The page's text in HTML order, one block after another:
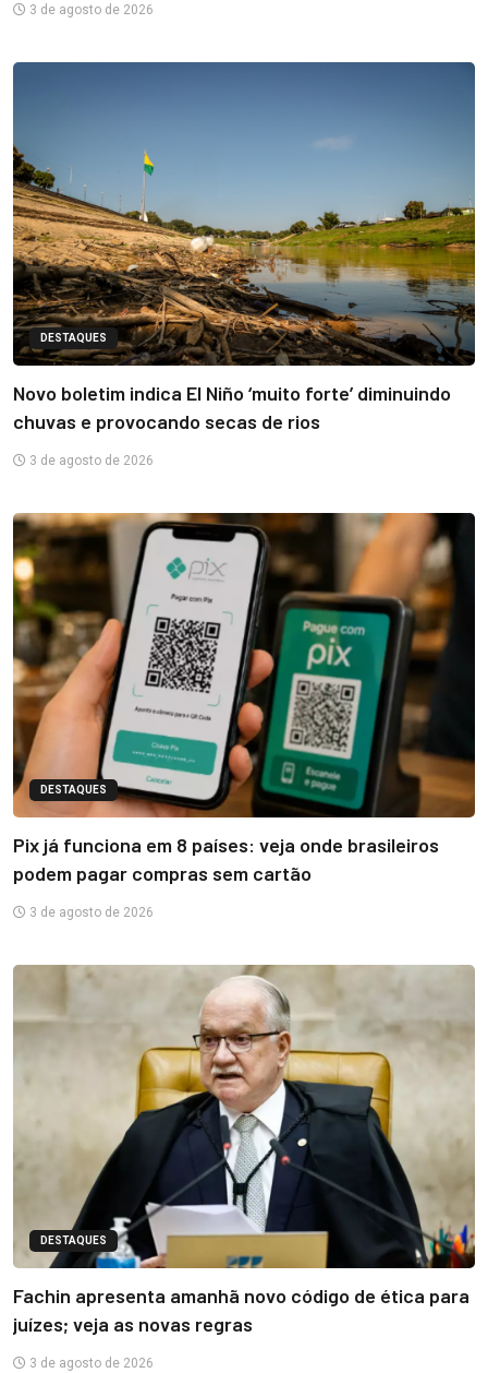
3 de agosto de 2026
DESTAQUES
Novo boletim indica El Niño ‘muito forte’ diminuindo
chuvas e provocando secas de rios
3 de agosto de 2026
DESTAQUES
Pix já funciona em 8 países: veja onde brasileiros
podem pagar compras sem cartão
3 de agosto de 2026
DESTAQUES
Fachin apresenta amanhã novo código de ética para
juízes; veja as novas regras
3 de agosto de 2026